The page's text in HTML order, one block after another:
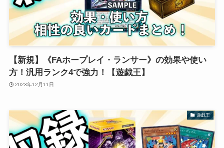
【新規】《FAホープレイ・ランサー》の効果や使い
方！汎用ランク4で強力！【遊戯王】
2023年12月11日
遊戯王